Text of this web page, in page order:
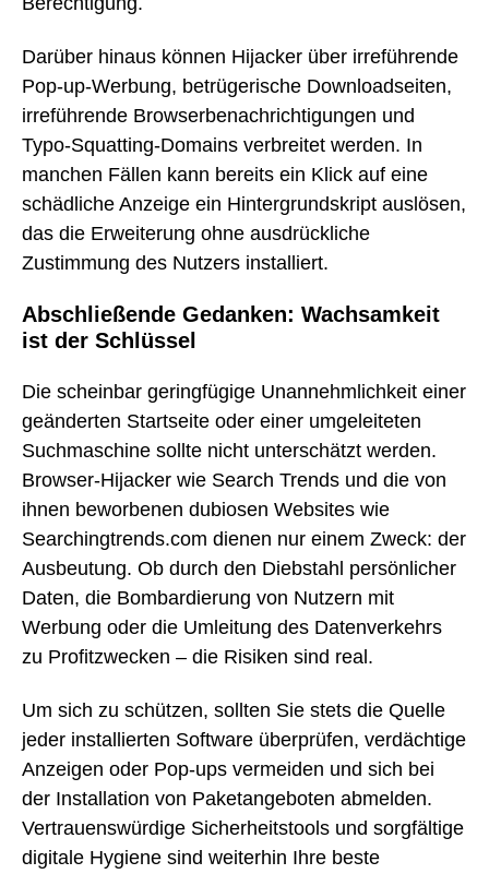
Darüber hinaus können Hijacker über irreführende
Pop-up-Werbung, betrügerische Downloadseiten,
irreführende Browserbenachrichtigungen und
Typo-Squatting-Domains verbreitet werden. In
manchen Fällen kann bereits ein Klick auf eine
schädliche Anzeige ein Hintergrundskript auslösen,
das die Erweiterung ohne ausdrückliche
Zustimmung des Nutzers installiert.
Abschließende Gedanken: Wachsamkeit
ist der Schlüssel
Die scheinbar geringfügige Unannehmlichkeit einer
geänderten Startseite oder einer umgeleiteten
Suchmaschine sollte nicht unterschätzt werden.
Browser-Hijacker wie Search Trends und die von
ihnen beworbenen dubiosen Websites wie
Searchingtrends.com dienen nur einem Zweck: der
Ausbeutung. Ob durch den Diebstahl persönlicher
Daten, die Bombardierung von Nutzern mit
Werbung oder die Umleitung des Datenverkehrs
zu Profitzwecken – die Risiken sind real.
Um sich zu schützen, sollten Sie stets die Quelle
jeder installierten Software überprüfen, verdächtige
Anzeigen oder Pop-ups vermeiden und sich bei
der Installation von Paketangeboten abmelden.
Vertrauenswürdige Sicherheitstools und sorgfältige
digitale Hygiene sind weiterhin Ihre beste